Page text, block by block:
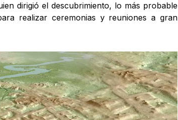
dirigió el descubrimiento, lo más probable
realizar ceremonias y reuniones a gran